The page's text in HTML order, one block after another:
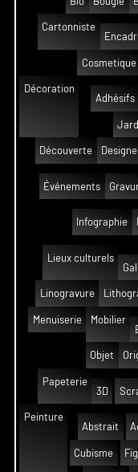
Cartonniste
Cosmetique
Décoration
Adhésifs
Découverte
Événements
Infographie
Lieux culturels
Linogravure
Menuiserie
Mobilier
Objet
Papeterie
3D
Peinture
Abstrait
Cubisme